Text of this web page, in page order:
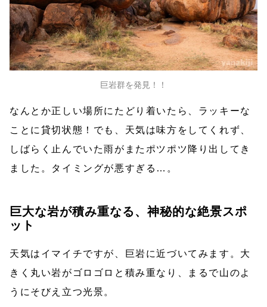
巨岩群を発見！！
なんとか正しい場所にたどり着いたら、ラッキーな
ことに貸切状態！でも、天気は味方をしてくれず、
しばらく止んでいた雨がまたポツポツ降り出してき
ました。タイミングが悪すぎる…。
巨大な岩が積み重なる、神秘的な絶景スポ
ット
天気はイマイチですが、巨岩に近づいてみます。大
きく丸い岩がゴロゴロと積み重なり、まるで山のよ
うにそびえ立つ光景。